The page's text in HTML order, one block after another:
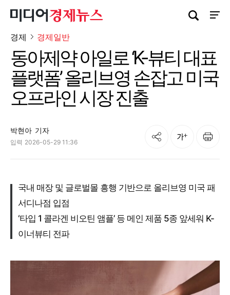
사이
검색창 열기
경제 경제일반
동아제약 아일로 ‘K-뷰티 대표
플랫폼’ 올리브영 손잡고 미국
오프라인 시장 진출
박현아 기자
입력 2026-05-29 11:36
공유 글자크기 인쇄
국내 매장 및 글로벌몰 흥행 기반으로 올리브영 미국 패
서디나점 입점
‘타입 1 콜라겐 비오틴 앰플’ 등 메인 제품 5종 앞세워 K-
이너뷰티 전파